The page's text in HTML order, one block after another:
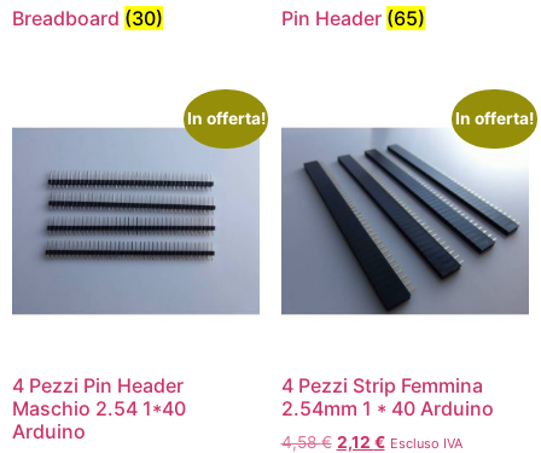
Breadboard (30) Pin Header (65)
In offerta!
4 Pezzi Pin Header
Maschio 2.54 1*40
Arduino
In offerta!
4 Pezzi Strip Femmina
2.54mm 1 * 40 Arduino
4,58€ 2,12 € Escluso IVA